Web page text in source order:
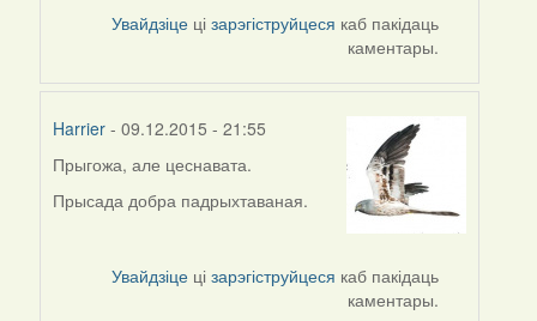
Увайдзіце цізарэгіструйцеся каб пакідаць
каментары.
Harrier - 09.12.2015 - 21:55
In
reply
Yavorets
Прыгожа, але цеснавата.
Прысада добра падрыхтаваная.
Увайдзіце цізарэгіструйцеся каб пакідаць
каментары.